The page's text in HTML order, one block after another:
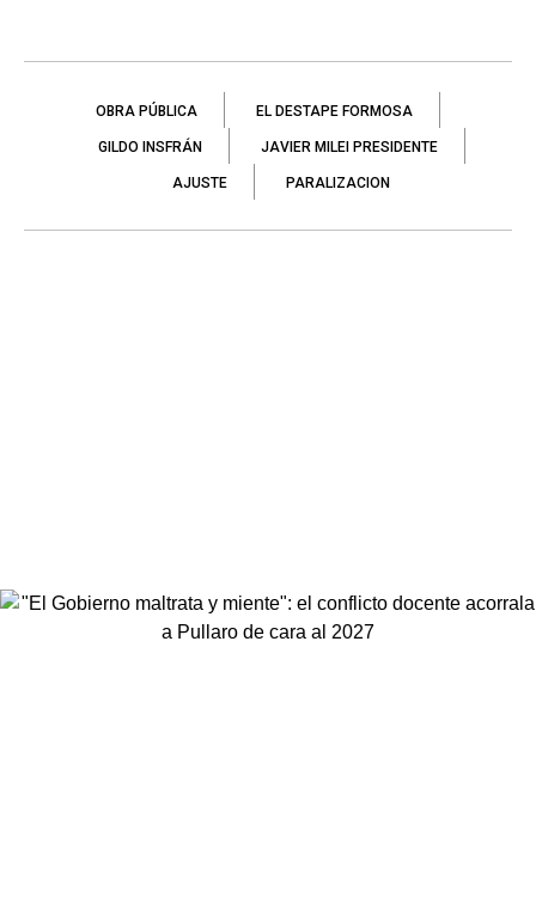
OBRA PÚBLICA EL DESTAPE FORMOSA
GILDO INSFRÁN JAVIER MILEI PRESIDENTE
AJUSTE PARALIZACION